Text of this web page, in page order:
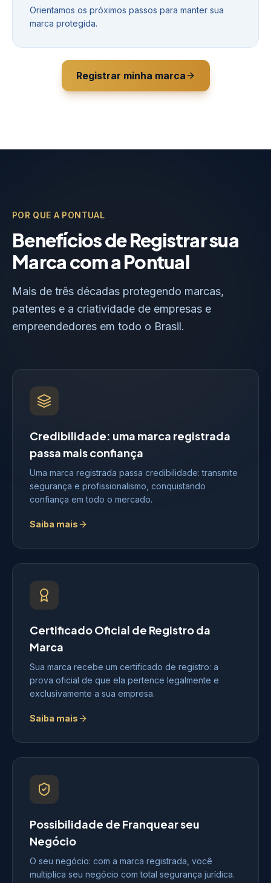
Orientamos os próximos passos para manter sua
marca protegida.
Registrar minha marca
POR QUE A PONTUAL
Benefícios de Registrar sua
Marca com a Pontual
Mais de três décadas protegendo marcas,
patentes e a criatividade de empresas e
empreendedores em todo o Brasil.
Credibilidade: uma marca registrada
passa mais confiança
Uma marca registrada passa credibilidade: transmite
segurança e profissionalismo, conquistando
confiança em todo o mercado.
Saiba mais
Certificado Oficial de Registro da
Marca
Sua marca recebe um certificado de registro: a
prova oficial de que ela pertence legalmente e
exclusivamente a sua empresa.
Saiba mais
Possibilidade de Franquear seu
Negócio
O seu negócio: com a marca registrada, você
multiplica seu negócio com total segurança jurídica.